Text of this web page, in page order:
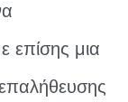
επίσης μια